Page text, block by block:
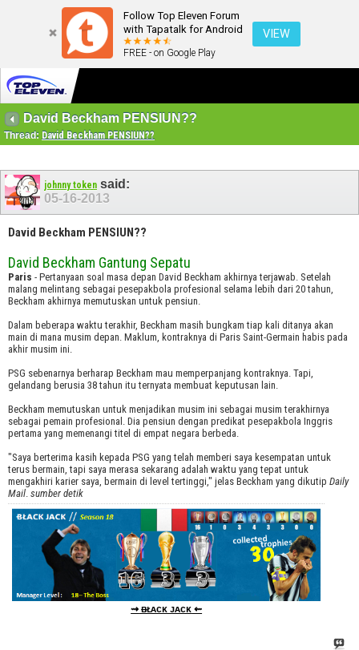
Follow Top Eleven Forum
with Tapatalk for Android
FREE - on Google Play
VIEW
David Beckham PENSIUN??
Thread: David Beckham PENSIUN??
johnny token said:
05-16-2013
David Beckham PENSIUN??
David Beckham Gantung Sepatu
Paris - Pertanyaan soal masa depan David Beckham akhirnya terjawab. Setelah
malang melintang sebagai pesepakbola profesional selama lebih dari 20 tahun,
Beckham akhirnya memutuskan untuk pensiun.
Dalam beberapa waktu terakhir, Beckham masih bungkam tiap kali ditanya akan
main di mana musim depan. Maklum, kontraknya di Paris Saint-Germain habis pada
akhir musim ini.
PSG sebenarnya berharap Beckham mau memperpanjang kontraknya. Tapi,
gelandang berusia 38 tahun itu ternyata membuat keputusan lain.
Beckham memutuskan untuk menjadikan musim ini sebagai musim terakhirnya
sebagai pemain profesional. Dia pensiun dengan predikat pesepakbola Inggris
pertama yang memenangi titel di empat negara berbeda.
"Saya berterima kasih kepada PSG yang telah memberi saya kesempatan untuk
terus bermain, tapi saya merasa sekarang adalah waktu yang tepat untuk
mengakhiri karier saya, bermain di level tertinggi," jelas Beckham yang dikutip Daily
Mail. sumber detik
⇝ ᴃᴌᴀᴄᴋ ᴊᴀᴄᴋ ⇜